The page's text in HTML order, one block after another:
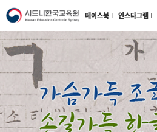
페이스북 l 인스타그램 l